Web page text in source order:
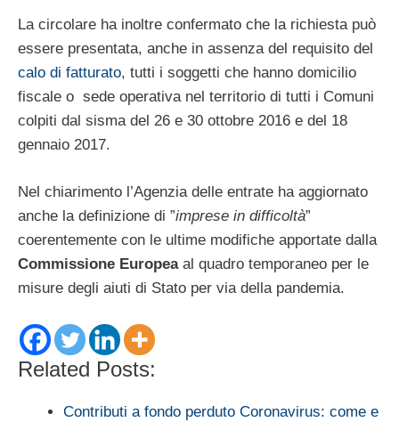
La circolare ha inoltre confermato che la richiesta può
essere presentata, anche in assenza del requisito del
calo di fatturato, tutti i soggetti che hanno domicilio
fiscale o sede operativa nel territorio di tutti i Comuni
colpiti dal sisma del 26 e 30 ottobre 2016 e del 18
gennaio 2017.
Nel chiarimento l’Agenzia delle entrate ha aggiornato
anche la definizione di ”imprese in difficoltà”
coerentemente con le ultime modifiche apportate dalla
Commissione Europeaal quadro temporaneo per le
misure degli aiuti di Stato per via della pandemia.
Related Posts:
Contributi a fondo perduto Coronavirus: come e